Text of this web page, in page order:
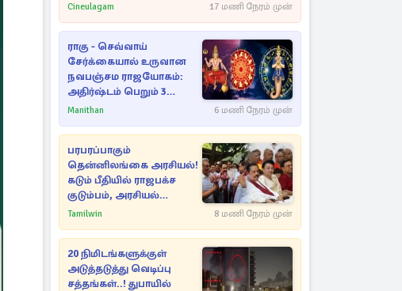
Cineulagam 17 மணி நேரம் முன்
ராகு - செவ்வாய்
சேர்க்கையால் உருவான
நவபஞ்சம ராஜயோகம்:
அதிர்ஷ்டம் பெறும் 3
ராசிகள்!
Manithan 6 மணி நேரம் முன்
பரபரப்பாகும்
தென்னிலங்கை அரசியல்!
கடும் பீதியில் ராஜபக்ச
குடும்பம், அரசியல்
நட்புகள்
Tamilwin 8 மணி நேரம் முன்
20 நிமிடங்களுக்குள்
அடுத்தடுத்து வெடிப்பு
சத்தங்கள்..! துபாயில்